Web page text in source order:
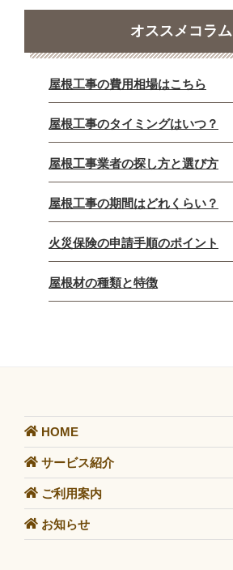
オススメコラム
屋根工事の費用相場はこちら
屋根工事のタイミングはいつ？
屋根工事業者の探し方と選び方
屋根工事の期間はどれくらい？
火災保険の申請手順のポイント
屋根材の種類と特徴
HOME
サービス紹介
ご利用案内
お知らせ